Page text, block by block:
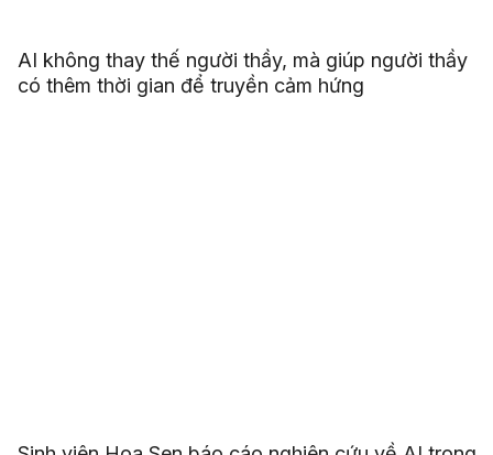
AI không thay thế người thầy, mà giúp người thầy
có thêm thời gian để truyền cảm hứng